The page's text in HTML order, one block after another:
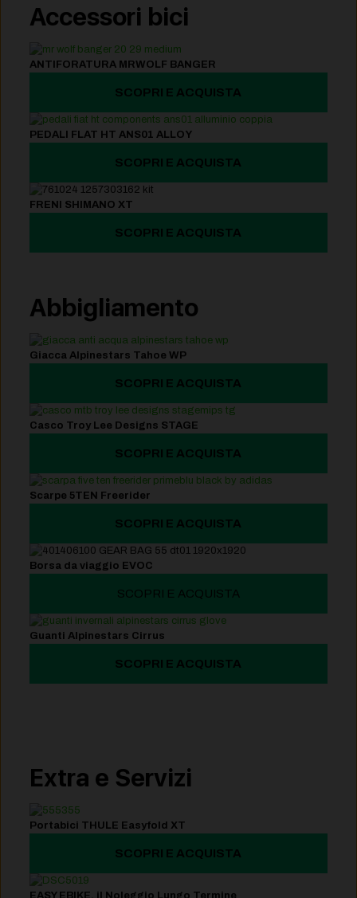
Accessori bici
ANTIFORATURA MRWOLF BANGER
SCOPRI E ACQUISTA
PEDALI FLAT HT ANS01 ALLOY
SCOPRI E ACQUISTA
FRENI SHIMANO XT
SCOPRI E ACQUISTA
Abbigliamento
Giacca Alpinestars Tahoe WP
SCOPRI E ACQUISTA
Casco Troy Lee Designs STAGE
SCOPRI E ACQUISTA
Scarpe 5TEN Freerider
SCOPRI E ACQUISTA
Borsa da viaggio EVOC
SCOPRI E ACQUISTA
Guanti Alpinestars Cirrus
SCOPRI E ACQUISTA
Extra e Servizi
Portabici THULE Easyfold XT
SCOPRI E ACQUISTA
EASY EBIKE, il Noleggio Lungo Termine